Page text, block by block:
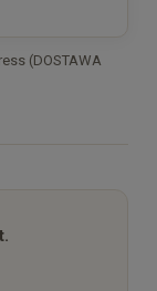
(DOSTAWA